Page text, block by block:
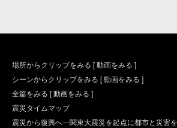
場所からクリップをみる [ 動画をみる ]
シーンからクリップをみる [ 動画をみる ]
全篇をみる [ 動画をみる ]
震災タイムマップ
震災から復興へ―関東大震災を起点に都市と災害